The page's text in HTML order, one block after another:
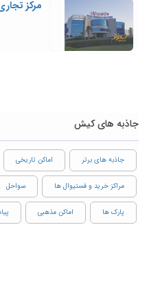
مرکز
جاذبه های کیش
جاذبه های برتر اماکن تاریخی
مراکز خرید و فستیوال ها سواحل
پارک ها اماکن مذهبی